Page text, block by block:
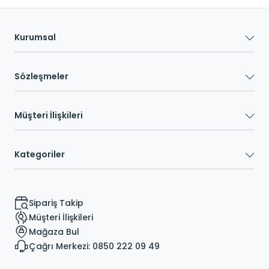
Kurumsal
Sözleşmeler
Müşteri İlişkileri
Kategoriler
Sipariş Takip
Müşteri İlişkileri
Mağaza Bul
Çağrı Merkezi: 0850 222 09 49